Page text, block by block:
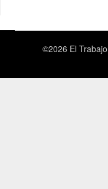
©2026 El Trabajo